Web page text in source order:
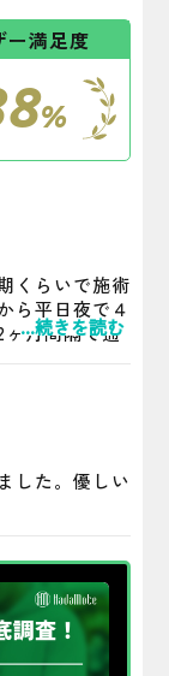
ー満足度
%
くらいで施術
ら平日夜で４
ヶ月間隔で通
、残り回数分
ろ、２ヶ月
けるのは
以外、無理な
...続きを読む
した。優しい